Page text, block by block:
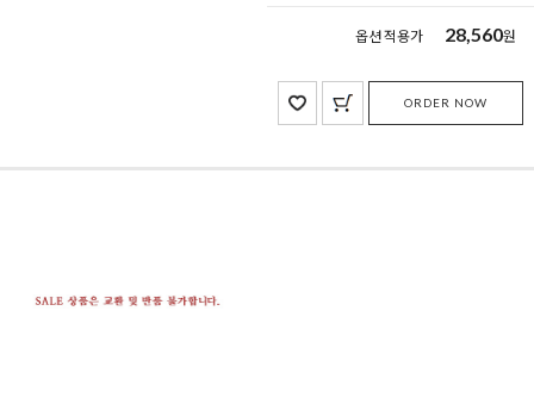
옵션 적용가 28,560원
ORDER NOW